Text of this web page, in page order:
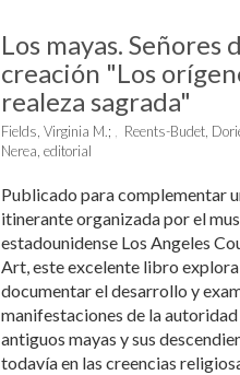
Los mayas. Señores
creación "Los
realeza sagrada"
Fields, Virginia M.;
Reents-Budet,
Nerea, editorial
Publicado para complementar
itinerante organizada por el
estadounidense Los Angeles
Art, este excelente libro
documentar el desarrollo y
manifestaciones de la
antiguos mayas y sus
todavía en las creencias